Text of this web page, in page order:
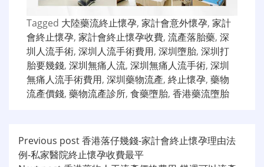
Tagged 大陸藥流終止懷孕, 家計會意外懷孕, 家計
會終止懷孕, 家計會終止懷孕收費, 流產落胎藥, 深
圳人流手術, 深圳人流手術費用, 深圳墮胎, 深圳打
胎要幾錢, 深圳無痛人流, 深圳無痛人流手術, 深圳
無痛人流手術費用, 深圳藥物流產, 終止懷孕, 藥物
流產價錢, 藥物流產診所, 食藥墮胎, 香港藥流墮胎
文
Previous post香港落仔幾錢-家計會終止懷孕理由法
例-私家醫院終止懷孕收費最平